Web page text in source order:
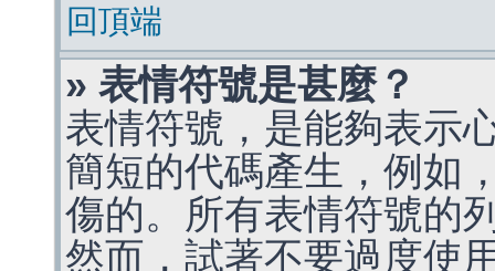
回頂端
» 表情符號是甚麼？
表情符號，是能夠表示
簡短的代碼產生，例如
傷的。所有表情符號的
然而，試著不要過度使